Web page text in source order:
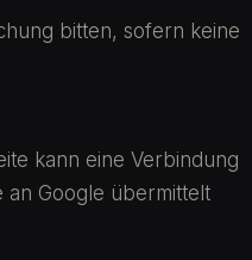
bitten, sofern keine
kann eine Verbindung
Google übermittelt